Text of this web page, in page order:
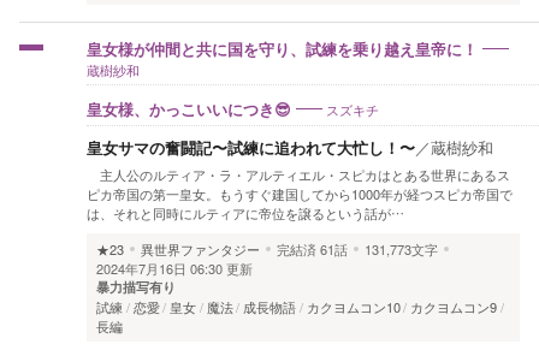
皇女様が仲間と共に国を守り、試練を乗り越え皇帝に！
蔵樹紗和
皇女様、かっこいいにつき😎 スズキチ
皇女サマの奮闘記〜試練に追われて大忙し！〜／蔵樹紗和
主人公のルティア・ラ・アルティエル・スピカはとある世界にあるス
ピカ帝国の第一皇女。もうすぐ建国してから1000年が経つスピカ帝国で
は、それと同時にルティアに帝位を譲るという話が…
★23
異世界ファンタジー 完結済61話
131,773文字
2024年7月16日 06:30 更新
暴力描写有り
試練 恋愛 皇女 魔法 成長物語 カクヨムコン10 カクヨムコン9
長編